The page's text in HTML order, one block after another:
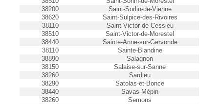
38200
Saint-Sorlin-de-Vienne
38620
Saint-Sulpice-des-Rivoires
38110
Saint-Victor-de-Cessieu
38510
Saint-Victor-de-Morestel
38440
Sainte-Anne-sur-Gervonde
38110
Sainte-Blandine
38890
Salagnon
38150
Salaise-sur-Sanne
38260
Sardieu
38290
Satolas-et-Bonce
38440
Savas-Mépin
38260
Semons